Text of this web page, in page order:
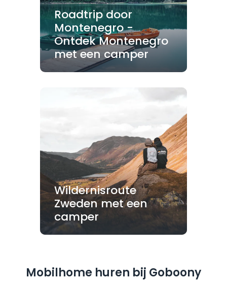
Roadtrip door
Montenegro -
Ontdek Montenegro
met een camper
Wildernisroute
Zweden met een
camper
Mobilhome huren bij Goboony